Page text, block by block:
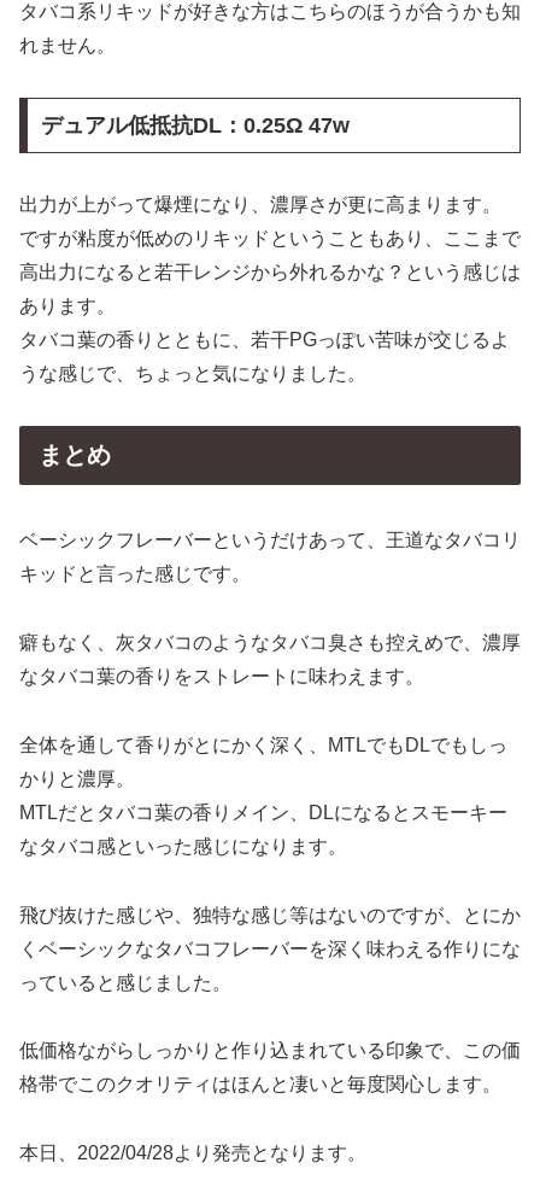
タバコ系リキッドが好きな方はこちらのほうが合うかも知
れません。
デュアル低抵抗DL：0.25Ω 47w
出力が上がって爆煙になり、濃厚さが更に高まります。
ですが粘度が低めのリキッドということもあり、ここまで
高出力になると若干レンジから外れるかな？という感じは
あります。
タバコ葉の香りとともに、若干PGっぽい苦味が交じるよ
うな感じで、ちょっと気になりました。
まとめ
ベーシックフレーバーというだけあって、王道なタバコリ
キッドと言った感じです。
癖もなく、灰タバコのようなタバコ臭さも控えめで、濃厚
なタバコ葉の香りをストレートに味わえます。
全体を通して香りがとにかく深く、MTLでもDLでもしっ
かりと濃厚。
MTLだとタバコ葉の香りメイン、DLになるとスモーキー
なタバコ感といった感じになります。
飛び抜けた感じや、独特な感じ等はないのですが、とにか
くベーシックなタバコフレーバーを深く味わえる作りにな
っていると感じました。
低価格ながらしっかりと作り込まれている印象で、この価
格帯でこのクオリティはほんと凄いと毎度関心します。
本日、2022/04/28より発売となります。